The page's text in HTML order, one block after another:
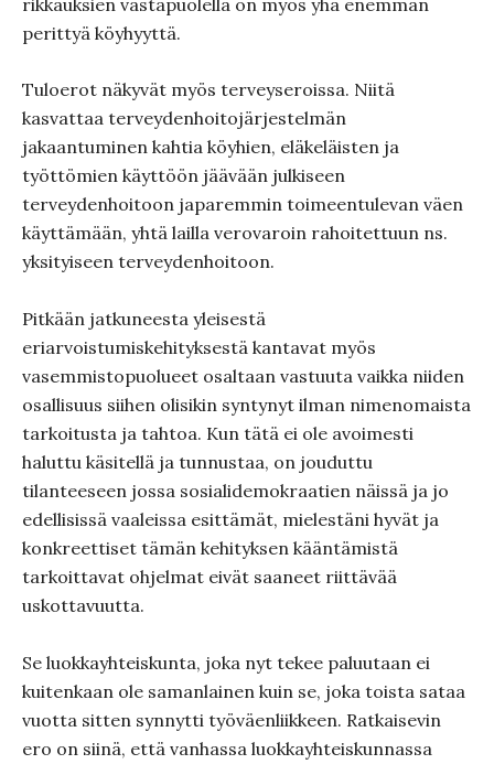
rikkauksien vastapuolella on myös yhä enemmän
perittyä köyhyyttä.
Tuloerot näkyvät myös terveyseroissa. Niitä
kasvattaa terveydenhoitojärjestelmän
jakaantuminen kahtia köyhien, eläkeläisten ja
työttömien käyttöön jäävään julkiseen
terveydenhoitoon japaremmin toimeentulevan väen
käyttämään, yhtä lailla verovaroin rahoitettuun ns.
yksityiseen terveydenhoitoon.
Pitkään jatkuneesta yleisestä
eriarvoistumiskehityksestä kantavat myös
vasemmistopuolueet osaltaan vastuuta vaikka niiden
osallisuus siihen olisikin syntynyt ilman nimenomaista
tarkoitusta ja tahtoa. Kun tätä ei ole avoimesti
haluttu käsitellä ja tunnustaa, on jouduttu
tilanteeseen jossa sosialidemokraatien näissä ja jo
edellisissä vaaleissa esittämät, mielestäni hyvät ja
konkreettiset tämän kehityksen kääntämistä
tarkoittavat ohjelmat eivät saaneet riittävää
uskottavuutta.
Se luokkayhteiskunta, joka nyt tekee paluutaan ei
kuitenkaan ole samanlainen kuin se, joka toista sataa
vuotta sitten synnytti työväenliikkeen. Ratkaisevin
ero on siinä, että vanhassa luokkayhteiskunnassa